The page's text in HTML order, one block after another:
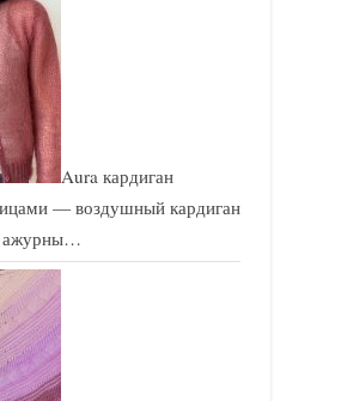
Aura кардиган
— воздушный кардиган
ажурны…